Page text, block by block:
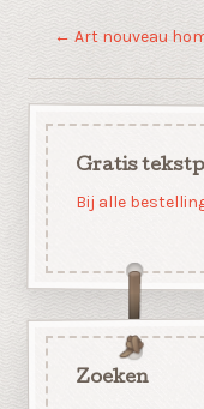
← Art nouveau
Gratis
Bij alle
Zoeken